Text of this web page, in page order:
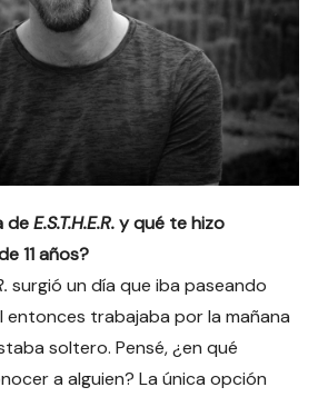
deE.S.T.H.E.R.y qué te hizo
11 años?
surgió un día que iba paseando
entonces trabajaba por la mañana
soltero. Pensé, ¿en qué
a alguien? La única opción